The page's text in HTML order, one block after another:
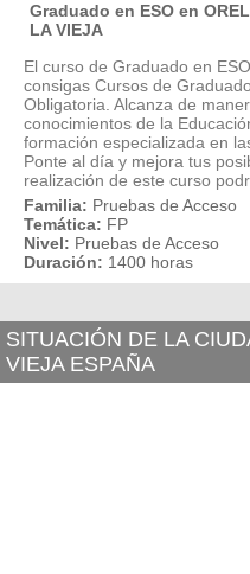
Graduado en ESO en
LA VIEJA
El curso de Graduado en
consigas Cursos de
Obligatoria. Alcanza de
conocimientos de la
formación especializada en
Ponte al día y mejora tus
realización de este curso
Familia: Pruebas de Acceso
Temática: FP
Nivel: Pruebas de Acceso
Duración: 1400 horas
SITUACIÓN DE LA
VIEJA ESPAÑA